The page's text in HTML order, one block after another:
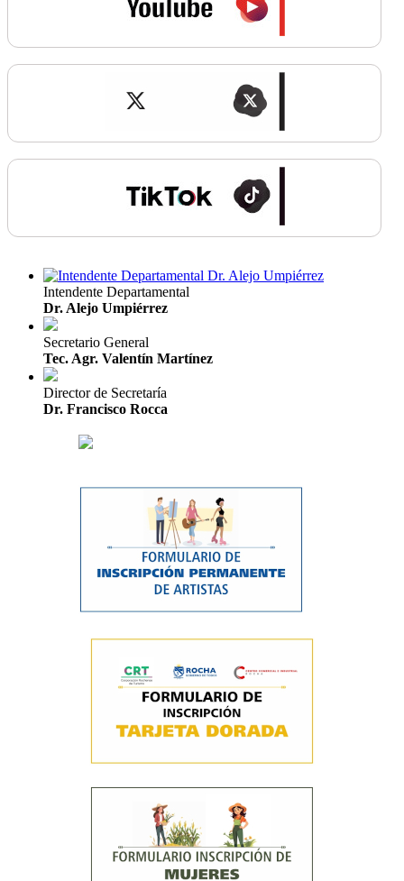
Intendente Departamental
Dr. Alejo Umpiérrez
Secretario General
Tec. Agr. Valentín Martínez
Director de Secretaría
Dr. Francisco Rocca